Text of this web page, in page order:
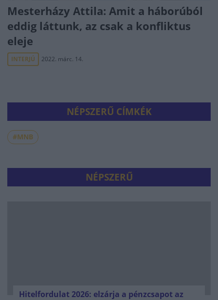
Mesterházy Attila: Amit a háborúból
eddig láttunk, az csak a konfliktus
eleje
INTERJÚ 2022. márc. 14.
NÉPSZERŰ CÍMKÉK
#MNB
NÉPSZERŰ
Hitelfordulat 2026: elzárja a pénzcsapot az